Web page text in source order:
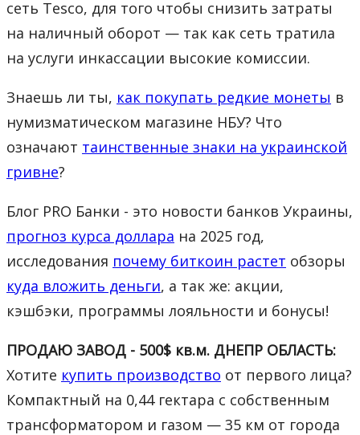
сеть Tesco, для того чтобы снизить затраты
на наличный оборот — так как сеть тратила
на услуги инкассации высокие комиссии.
Знаешь ли ты, как покупать редкие монеты в
нумизматическом магазине НБУ? Что
означают таинственные знаки на украинской
гривне?
Блог PRO Банки - это новости банков Украины,
прогноз курса доллара на 2025 год,
исследования почему биткоин растет обзоры
куда вложить деньги, а так же: акции,
кэшбэки, программы лояльности и бонусы!
ПРОДАЮ ЗАВОД - 500$ кв.м. ДНЕПР ОБЛАСТЬ:
Хотите купить производство от первого лица?
Компактный на 0,44 гектара с собственным
трансформатором и газом — 35 км от города